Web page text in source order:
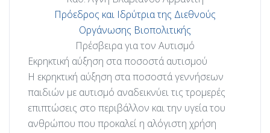
Πρόεδρος και Ιδρύτρια της Διεθνούς
Οργάνωσης Βιοπολιτικής
Πρέσβειρα για τον Αυτισμό
Εκρηκτική αύξηση στα ποσοστά αυτισμού
Η εκρηκτική αύξηση στα ποσοστά γεννήσεων
παιδιών με αυτισμό αναδεικνύει τις τρομερές
επιπτώσεις στο περιβάλλον και την υγεία του
ανθρώπου που προκαλεί η αλόγιστη χρήση